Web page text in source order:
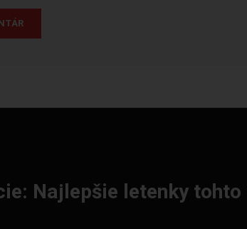
Najlepšie letenky tohto